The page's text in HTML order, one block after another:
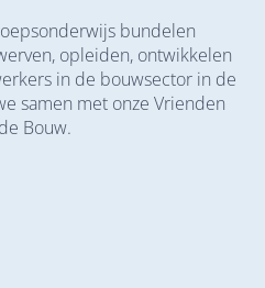
bundelen
opleiden, ontwikkelen
in de bouwsector in de
samen met onze Vrienden
Bouw.